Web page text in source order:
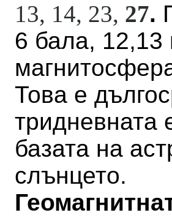
13, 14, 23, 27.
6 бала,
Това е
тридневната
базата на
слънцето.